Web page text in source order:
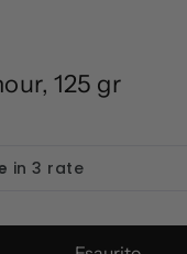
125 gr